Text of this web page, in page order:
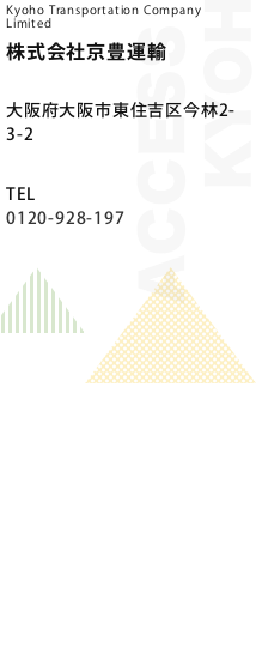
Kyoho Transportation Company
Limited
株式会社京豊運輸
⼤阪府⼤阪市東住吉区今林2-
3-2
TEL
0120-928-197